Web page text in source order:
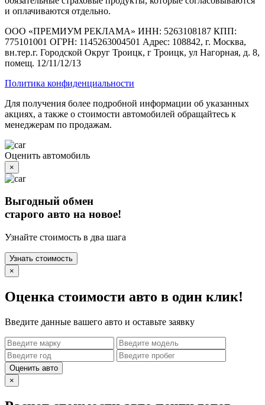
и оплачиваются отдельно.
ООО «ПРЕМИУМ РЕКЛАМА» ИНН: 5263108187 КПП:
775101001 ОГРН: 1145263004501 Адрес: 108842, г. Москва,
вн.тер.г. Городской Округ Троицк, г Троицк, ул Нагорная, д. 8,
помещ. 12/11/12/13
Политика конфиденциальности
Для получения более подробной информации об указанных
акциях, а также о стоимости автомобилей обращайтесь к
менеджерам по продажам.
Оценить автомобиль
×
Выгодный обмен
старого авто на новое!
Узнайте стоимость в два шага
Узнать стоимость
×
Оценка стоимости авто в один клик!
Введите данные вашего авто и оставьте заявку
Оценить авто
×